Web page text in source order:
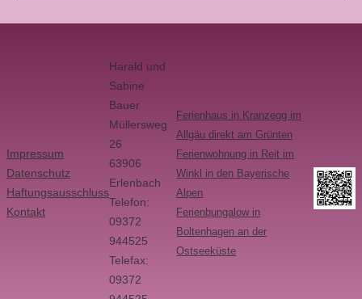
Impressum
Datenschutz
Haftungsausschluss
Kontakt
Harald und
Sabine
Bauer
Müllersweg
26
63906
Erlenbach
Telefon:
09372
944525
Telefax:
09372
Ferienhaus in Kranzegg im
Allgäu direkt am Grünten
Ferienwohnung in Reit im
Winkl in den Bayerische
Alpen
Ferienbungalow in
Boltenhagen an der
Ostseeküste